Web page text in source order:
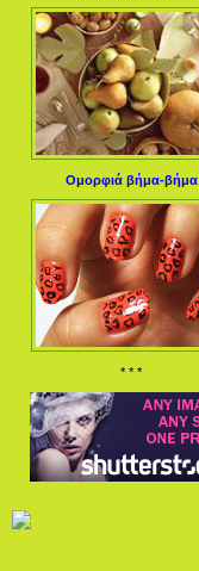
Ομορφιά βήμα-βήμα
* * *